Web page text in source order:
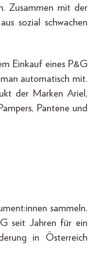
Zusammen mit der
sozial schwachen
Einkauf eines P&G
automatisch mit.
der Marken Ariel,
Pantene und
sammeln.
seit Jahren für ein
in Österreich